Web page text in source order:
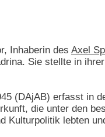
Inhaberin des Axel
Sie stellte in
(DAjAB) erfasst in
die unter den
Kulturpolitik lebten